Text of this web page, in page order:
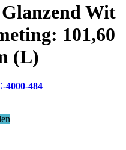
Wit
101,60
(L)
4000-484